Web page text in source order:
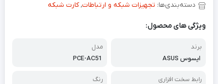
دسته‌بندی‌ها: تجهیزات شبکه و ارتباطات,کارت شبکه
ویژگی های محصول:
برند
ایسوس ASUS
مدل
PCE-AC51
رابط سخت افزاری
رنگ